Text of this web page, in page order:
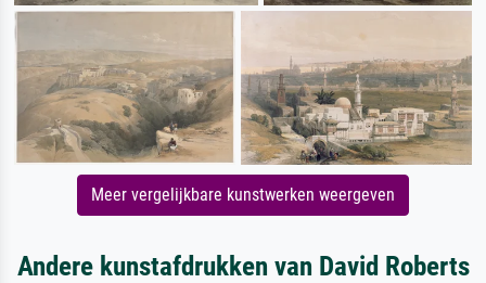
Meer vergelijkbare kunstwerken weergeven
Andere kunstafdrukken van David Roberts